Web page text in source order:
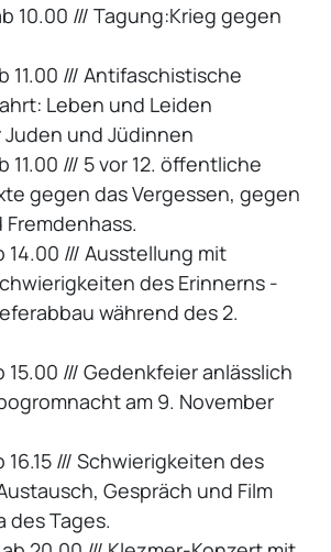
10.00 /// Tagung:Krieg gegen
11.00 /// Antifaschistische
Leben und Leiden
und Jüdinnen
11.00 /// 5 vor 12. öffentliche
gegen das Vergessen, gegen
14.00 /// Ausstellung mit
des Erinnerns -
während des 2.
15.00 /// Gedenkfeier anlässlich
am 9. November
16.15 /// Schwierigkeiten des
Gespräch und Film
des Tages.